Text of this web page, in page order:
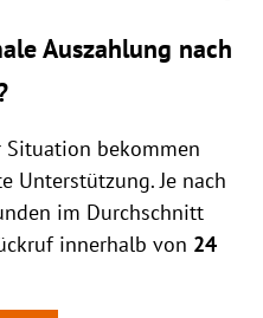
Auszahlung nach
bekommen
Unterstützung. Je nach
im Durchschnitt
innerhalb von 24